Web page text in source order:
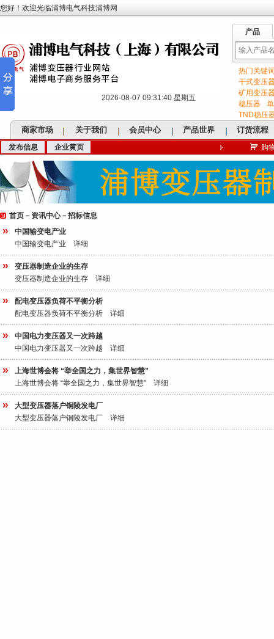
您好！欢迎光临浦博电气科技浦博网
2026-08-07 09:31:40 星期五
产品
输热门关键
干式变压
矿用变压
稳压器
TND稳压
商家市场 关于我们 会员中心 产品世界 订货流程
发布信息 企业黄页 购
首页 － 资讯中心－招标信息
中国输变电产业
中国输变电产业 详细
变压器制造企业的生存
变压器制造企业的生存 详细
配电变压器负荷不平衡分析
配电变压器负荷不平衡分析 详细
中国电力变压器又一次跨越
中国电力变压器又一次跨越 详细
上海世博会将 “举全国之力，集世界智慧”
上海世博会将 “举全国之力，集世界智慧” 详细
大型变压器落户铜陵发电厂
大型变压器落户铜陵发电厂 详细